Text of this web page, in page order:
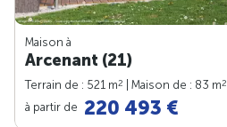
Maison à
Arcenant (21)
Terrain de : 521 m2 | Maison de : 83 m2
à partir de 220 493 €